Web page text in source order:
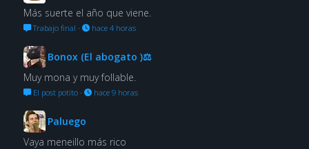
Más suerte el año que viene.
Trabajo final · hace 4 horas
Bonox (El abogato )⚖
Muy mona y muy follable.
El post potito· hace 9 horas
Paluego
Vaya meneillo más rico